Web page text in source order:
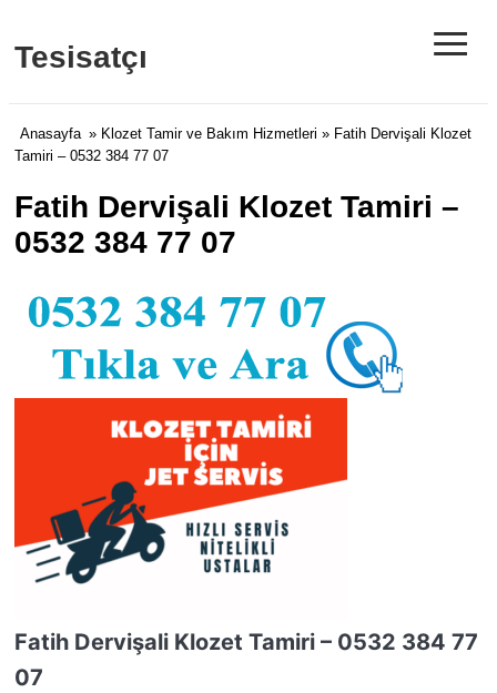
Tesisatçı ≡
Anasayfa » Klozet Tamir ve Bakım Hizmetleri » Fatih Dervişali Klozet
Tamiri – 0532 384 77 07
Fatih Dervişali Klozet Tamiri –
0532 384 77 07
Fatih Dervişali Klozet Tamiri – 0532 384 77
07